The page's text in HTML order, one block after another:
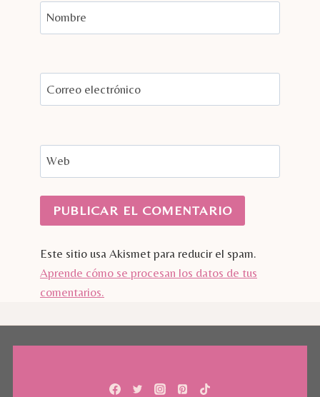
Nombre
Correo electrónico
Web
Este sitio usa Akismet para reducir el spam.
Aprende cómo se procesan los datos de tus
comentarios.